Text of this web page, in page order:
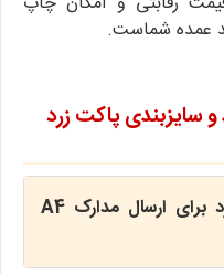
عمده شماست.
سایزبندی پاکت زرد
کدام سایز پاکت زرد برای ارسال مدارک A4